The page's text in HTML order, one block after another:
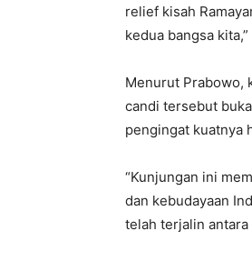
relief kisah
kedua bangsa
Menurut Prabowo,
candi tersebut
pengingat kuatnya
“Kunjungan ini
dan kebudayaan
telah terjalin antara